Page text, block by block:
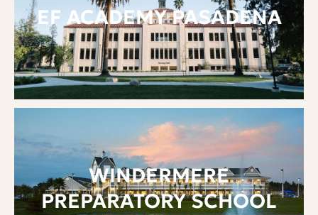
EF ACADEMY PASADENA
WINDERMERE
PREPARATORY SCHOOL